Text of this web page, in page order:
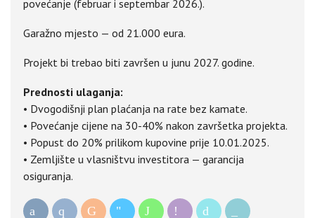
povećanje (februar i septembar 2026.).
Garažno mjesto — od 21.000 eura.
Projekt bi trebao biti završen u junu 2027. godine.
Prednosti ulaganja:
• Dvogodišnji plan plaćanja na rate bez kamate.
• Povećanje cijene na 30-40% nakon završetka projekta.
• Popust do 20% prilikom kupovine prije 10.01.2025.
• Zemljište u vlasništvu investitora — garancija
osiguranja.